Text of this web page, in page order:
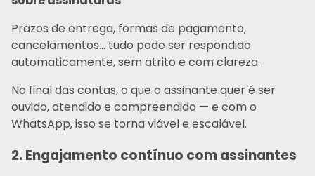
Prazos de entrega, formas de pagamento,
cancelamentos… tudo pode ser respondido
automaticamente, sem atrito e com clareza.
No final das contas, o que o assinante quer é ser
ouvido, atendido e compreendido — e com o
WhatsApp, isso se torna viável e escalável.
2. Engajamento contínuo com assinantes